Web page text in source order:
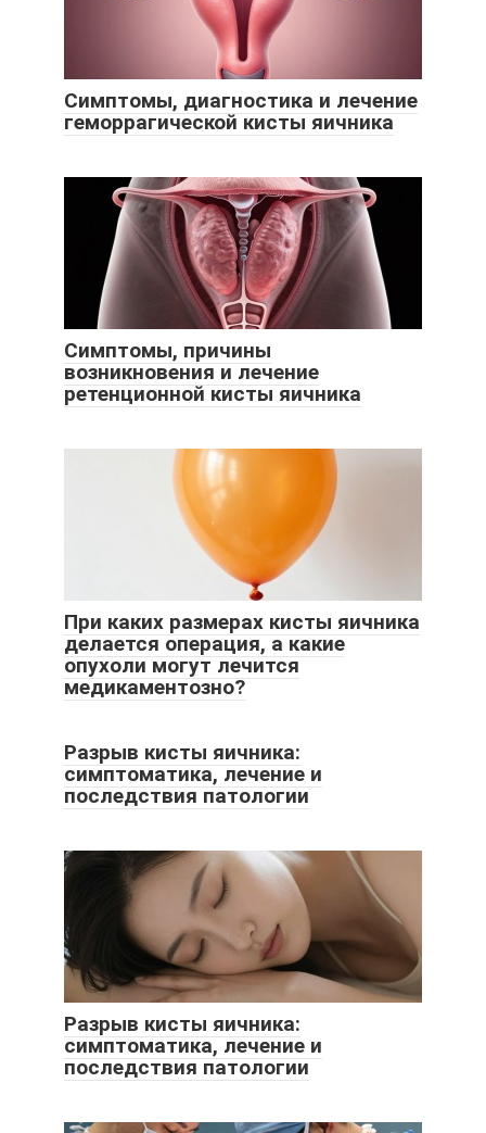
Симптомы, диагностика и лечение
геморрагической кисты яичника
Симптомы, причины
возникновения и лечение
ретенционной кисты яичника
При каких размерах кисты яичника
делается операция, а какие
опухоли могут лечится
медикаментозно?
Разрыв кисты яичника:
симптоматика, лечение и
последствия патологии
Разрыв кисты яичника:
симптоматика, лечение и
последствия патологии